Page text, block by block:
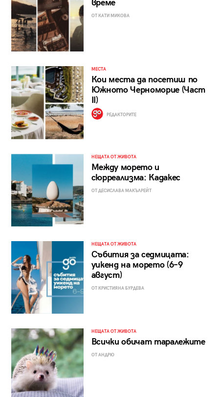
време
ОТ КАТИ МИКОВА
МЕСТА
Кои места да посетиш по
Южното Черноморие (Част
II)
РЕДАКТОРИТЕ
НЕЩАТА ОТ ЖИВОТА
Между морето и
сюрреализма: Кадакес
ОТ ДЕСИСЛАВА МАКЪЛРЕЙТ
НЕЩАТА ОТ ЖИВОТА
Събития за седмицата:
уикенд на морето (6–9
август)
ОТ КРИСТИЯНА БУРДЕВА
НЕЩАТА ОТ ЖИВОТА
Всички обичат таралежите
ОТ АНДРЮ